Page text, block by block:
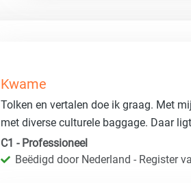
Kwame
Tolken en vertalen doe ik graag. Met
met diverse culturele baggage. Daar
C1 - Professioneel
Beëdigd door Nederland - Register